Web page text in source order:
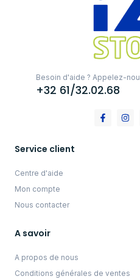
Besoin d'aide ? Appelez-
+32 61/32.02.68
Service client
Centre d'aide
Mon compte
Nous contacter
A savoir
A propos de nous
Conditions générales de ventes